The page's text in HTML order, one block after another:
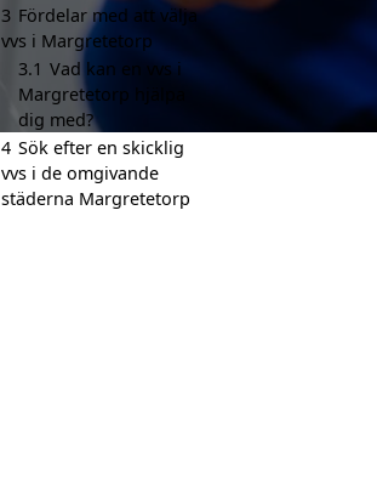
3 Fördelar med att välja
vvs i Margretetorp
3.1 Vad kan en vvs i
Margretetorp hjälpa
dig med?
4 Sök efter en skicklig
vvs i de omgivande
städerna Margretetorp